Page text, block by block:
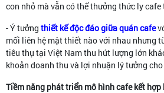
con nhỏ mà vẫn có thể thưởng thức ly cafe
- Ý tưởng thiết kế độc đáo giữa quán cafe
mối liên hệ mật thiết nào với nhau nhưng
tiêu thụ tại Việt Nam thu hút lượng lớn
khoản doanh thu và lợi nhuận lý tưởng
Tiềm năng phát triển mô hình cafe kết